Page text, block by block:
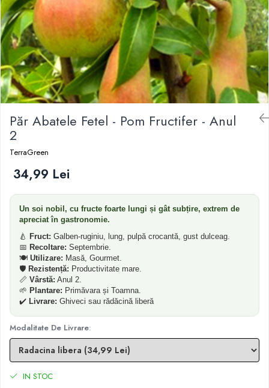
Dud
Corn
Smochin
Kaki
Mosmon
Migdal
Păr Abatele Fetel - Pom Fructifer - Anul
2
TerraGreen
34,99 Lei
Un soi nobil, cu fructe foarte lungi și gât subțire, extrem de
apreciat în gastronomie.
🍐 Fruct: Galben-ruginiu, lung, pulpă crocantă, gust dulceag.
📅 Recoltare: Septembrie.
🍽️ Utilizare: Masă, Gourmet.
🛡️ Rezistență: Productivitate mare.
📏 Vârstă: Anul 2.
🌱 Plantare: Primăvara și Toamna.
✔️ Livrare: Ghiveci sau rădăcină liberă
Modalitate De Livrare:
IN STOC